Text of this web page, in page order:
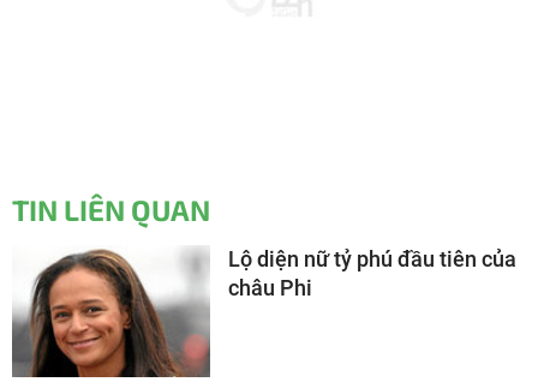
TIN LIÊN QUAN
Lộ diện nữ tỷ phú đầu tiên của
châu Phi